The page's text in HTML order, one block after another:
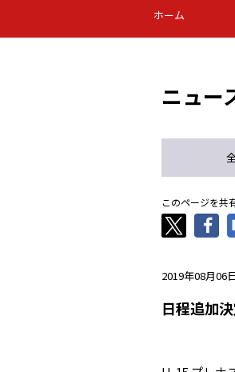
-
第16節 09/05 (
ニッパツ
-
試合結果
ホーム
ニュー
このページを共
2019年08月06
日程追加